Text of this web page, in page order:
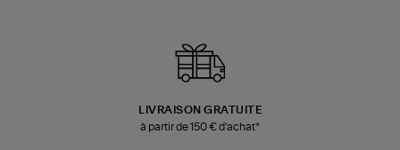
LIVRAISON GRATUITE
à partir de 150 € d'achat*